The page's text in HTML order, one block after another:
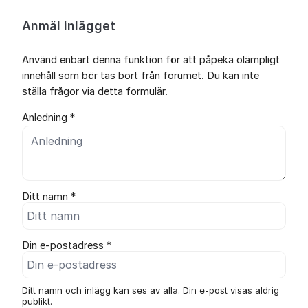
Anmäl inlägget
Använd enbart denna funktion för att påpeka olämpligt
innehåll som bör tas bort från forumet. Du kan inte
ställa frågor via detta formulär.
Anledning *
Ditt namn *
Din e-postadress *
Ditt namn och inlägg kan ses av alla. Din e-post visas aldrig
publikt.